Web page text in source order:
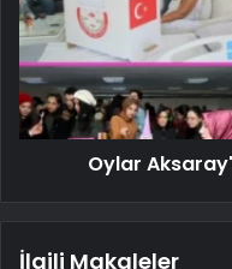
Oylar
İlgili Makaleler